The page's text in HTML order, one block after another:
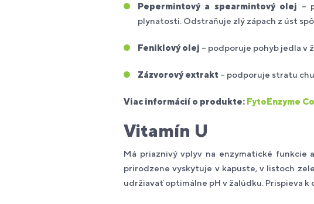
Pepermintový a spearmintový olej –
plynatosti. Odstraňuje zlý zápach z úst
Feniklový olej – podporuje pohyb jedla v
Zázvorový extrakt – podporuje stratu
Viac informácií o produkte: FytoEnzyme
Vitamín U
Má priaznivý vplyv na enzymatické
prirodzene vyskytuje v kapuste, v listoch
udržiavať optimálne pH v žalúdku. Prispieva